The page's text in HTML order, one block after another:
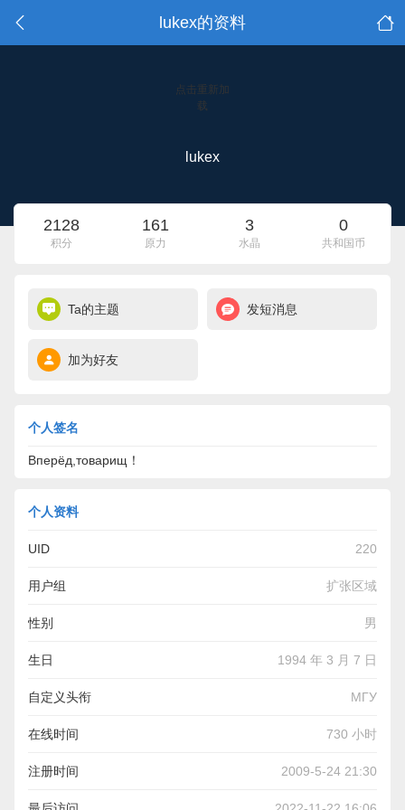
lukex的资料
点击重新加
载
lukex
2128
积分
161
原力
3
水晶
0
共和国币
Ta的主题 发短消息
加为好友
个人签名
Вперёд,товарищ！
个人资料
UID 220
用户组 扩张区域
性别 男
生日 1994 年 3 月 7 日
自定义头衔 МГУ
在线时间 730 小时
注册时间 2009-5-24 21:30